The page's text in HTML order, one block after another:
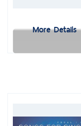
More Details